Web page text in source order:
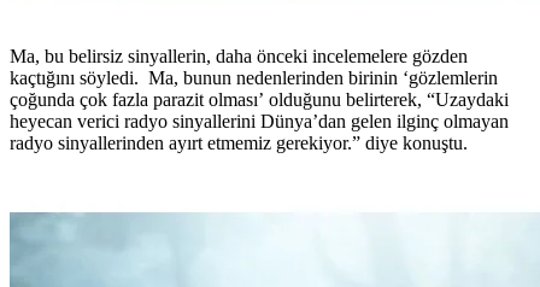
Ma, bu belirsiz sinyallerin, daha önceki incelemelere gözden
kaçtığını söyledi. Ma, bunun nedenlerinden birinin ‘gözlemlerin
çoğunda çok fazla parazit olması’ olduğunu belirterek, “Uzaydaki
heyecan verici radyo sinyallerini Dünya’dan gelen ilginç olmayan
radyo sinyallerinden ayırt etmemiz gerekiyor.” diye konuştu.